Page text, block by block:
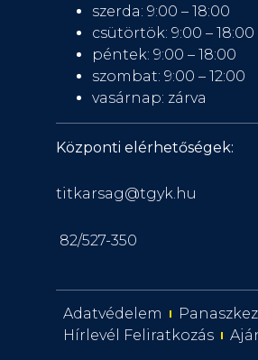
szerda: 9:00 – 18:00
csütörtök: 9:00 – 18:00
péntek: 9:00 – 18:00
szombat: 9:00 – 12:00
vasárnap: zárva
Központi elérhetőségek:
titkarsag@tgyk.hu
82/527-350
Adatvédelem
Hírlevél Feliratkozás